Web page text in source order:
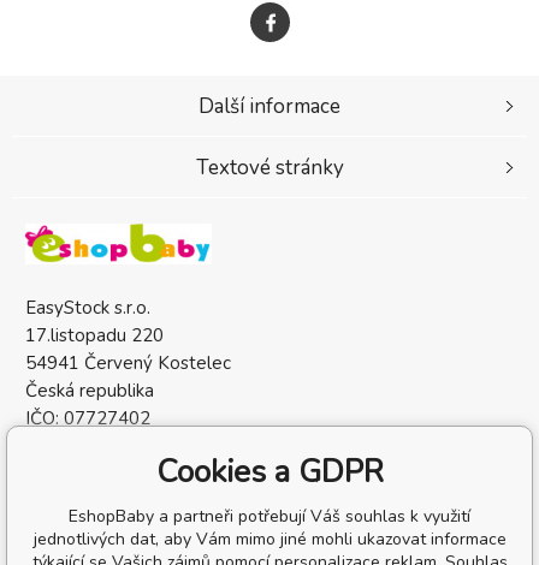
EasyStock s.r.o.
17.listopadu 220
54941 Červený Kostelec
Česká republika
IČO: 07727402
Další informace
Textové stránky
Cookies a GDPR
EshopBaby a partneři potřebují Váš souhlas k využití
jednotlivých dat, aby Vám mimo jiné mohli ukazovat informace